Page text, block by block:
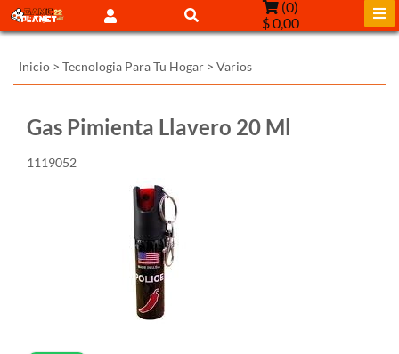
(0)
$ 0,00
Inicio > Tecnologia Para Tu Hogar > Varios
Gas Pimienta Llavero 20 Ml
1119052